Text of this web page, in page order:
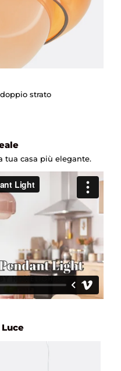
strato
tua casa più elegante.